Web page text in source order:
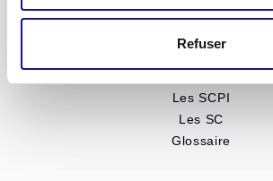
Refuser
Simulateur
Les SCPI
Les SC
Glossaire